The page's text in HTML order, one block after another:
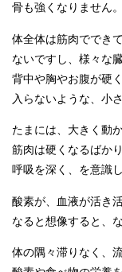
骨も強くなりません。
体全体は筋肉ででき
ないですし、様々な
背中や胸やお腹が硬
入らないような、小
たまには、大きく動
筋肉は硬くなるばかり
呼吸を深く、を意識
酸素が、血液が活き
なると想像すると、
体の隅々滞りなく、